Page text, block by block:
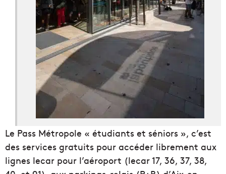
Le Pass Métropole « étudiants et séniors », c’est
des services gratuits pour accéder librement aux
lignes lecar pour l’aéroport (lecar 17, 36, 37, 38,